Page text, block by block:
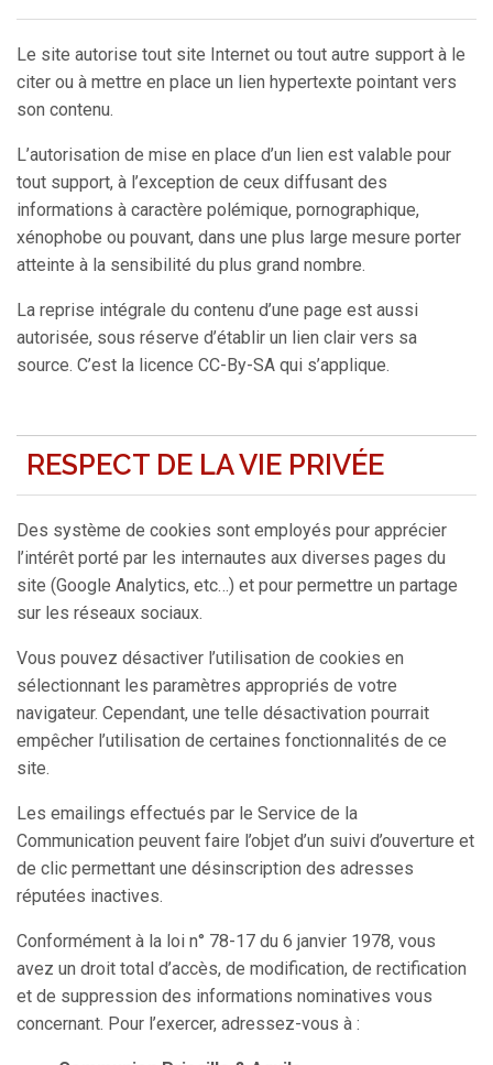
Le site autorise tout site Internet ou tout autre support à le
citer ou à mettre en place un lien hypertexte pointant vers
son contenu.
L’autorisation de mise en place d’un lien est valable pour
tout support, à l’exception de ceux diffusant des
informations à caractère polémique, pornographique,
xénophobe ou pouvant, dans une plus large mesure porter
atteinte à la sensibilité du plus grand nombre.
La reprise intégrale du contenu d’une page est aussi
autorisée, sous réserve d’établir un lien clair vers sa
source. C’est la licence CC-By-SA qui s’applique.
RESPECT DE LA VIE PRIVÉE
Des système de cookies sont employés pour apprécier
l’intérêt porté par les internautes aux diverses pages du
site (Google Analytics, etc…) et pour permettre un partage
sur les réseaux sociaux.
Vous pouvez désactiver l’utilisation de cookies en
sélectionnant les paramètres appropriés de votre
navigateur. Cependant, une telle désactivation pourrait
empêcher l’utilisation de certaines fonctionnalités de ce
site.
Les emailings effectués par le Service de la
Communication peuvent faire l’objet d’un suivi d’ouverture et
de clic permettant une désinscription des adresses
réputées inactives.
Conformément à la loi n° 78-17 du 6 janvier 1978, vous
avez un droit total d’accès, de modification, de rectification
et de suppression des informations nominatives vous
concernant. Pour l’exercer, adressez-vous à :